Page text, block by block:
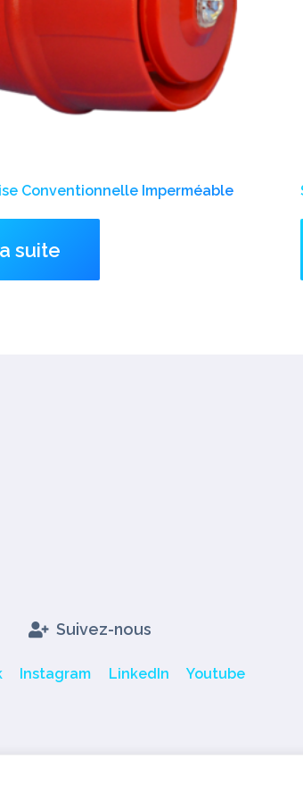
Conventionnelle Imperméable
suite
Suivez-nous
Instagram LinkedIn Youtube